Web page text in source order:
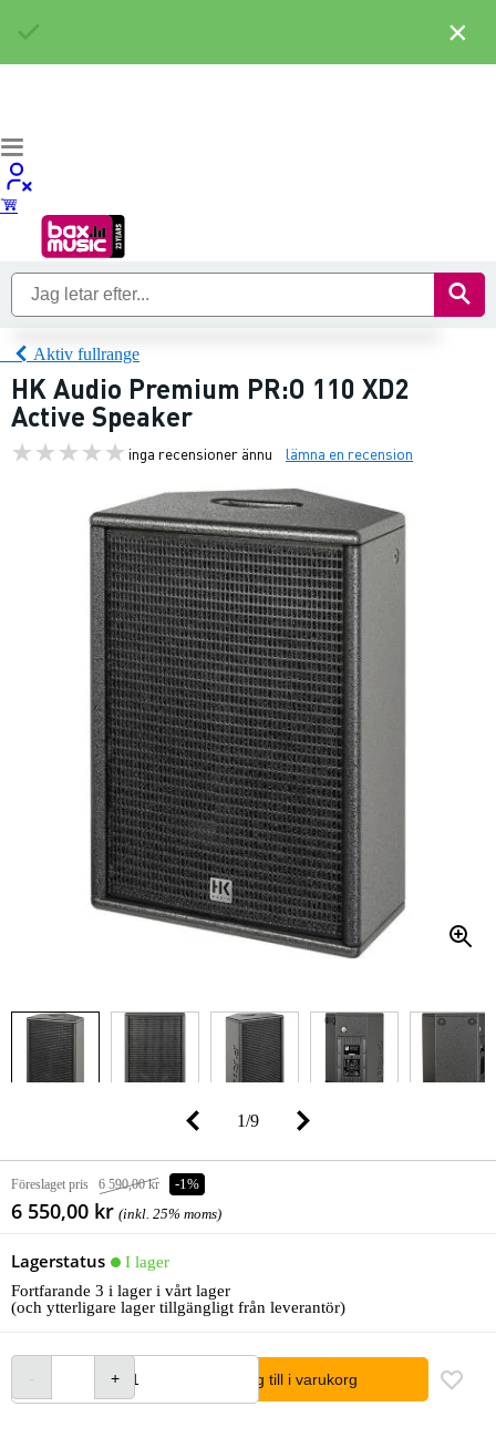
Aktiv fullrange
HK Audio Premium PR:O 110 XD2
Active Speaker
inga recensioner ännu lämna en recension
1/9
Föreslaget pris 6 590,00 kr -1%
6 550,00 kr (inkl. 25% moms)
Lagerstatus
I lager
Fortfarande 3 i lager i vårt lager
(och ytterligare lager tillgängligt från leverantör)
lägg till i varukorg
×